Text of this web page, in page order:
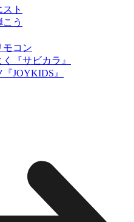
ト
う
モコン
『サビカラ』
JOYKIDS』